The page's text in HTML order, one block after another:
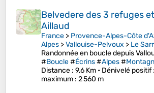
Belvedere des 3 refuges
Aillaud
France > Provence-Alpes-Côte
Alpes >Vallouise-Pelvoux > Le
Randonnée en boucle depuis
#Boucle#Écrins#Alpes#
Distance : 9,6 Km • Dénivelé positif
maximum : 2 560 m